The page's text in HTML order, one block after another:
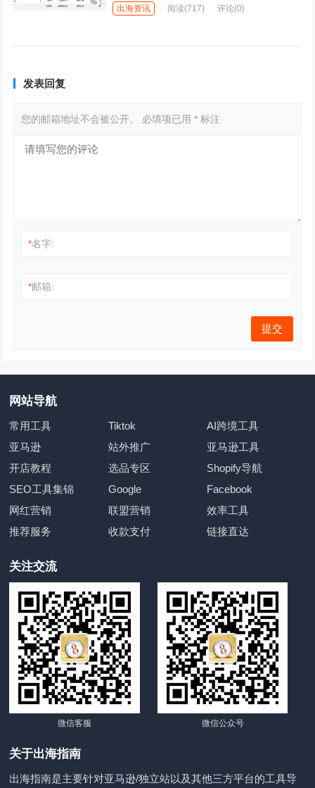
出海资讯 阅读(717) 评论(0)
发表回复
您的邮箱地址不会被公开。 必填项已用* 标注
*名字:
*邮箱:
网站导航
常用工具 Tiktok
AI跨境工具
亚马逊
站外推广
亚马逊工具
开店教程
选品专区
Shopify导航
SEO工具集锦
Google
Facebook
网红营销
联盟营销
效率工具
推荐服务
收款支付 链接直达
关注交流
微信客服 微信公众号
关于出海指南
出海指南是主要针对亚马逊/独立站以及其他三方平台的工具导